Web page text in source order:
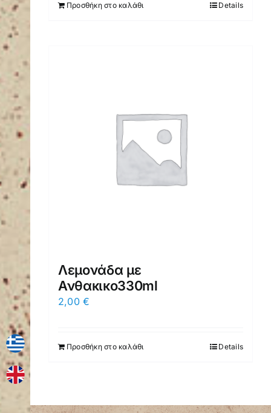
Προσθήκη στο καλάθι Details
Λεμονάδα με
Ανθακικο330ml
2,00€
Προσθήκη στο καλάθι Details